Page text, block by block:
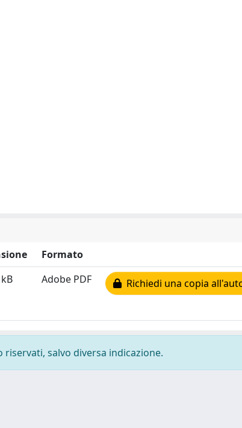
Formato
Adobe PDF Richiedi una copia
salvo diversa indicazione.